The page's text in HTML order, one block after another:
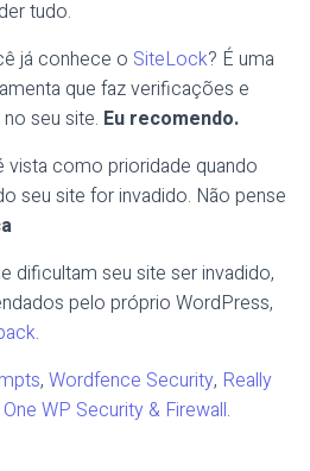
tudo.
já conhece o SiteLock? É uma
que faz verificações e
seu site. Eu recomendo.
vista como prioridade quando
seu site for invadido. Não pense
dificultam seu site ser invadido,
pelo próprio WordPress,
.
, Wordfence Security, Really
WP Security & Firewall.